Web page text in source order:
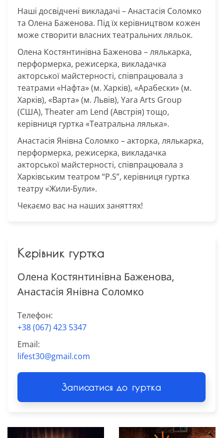
Наші досвідчені викладачі – Анастасія Соломко
та Олена Баженова. Під їх керівництвом кожен
може створити власних театральних ляльок.
Олена Костянтинівна Баженова – лялькарка,
перформерка, режисерка, викладачка
акторської майстерності, співпрацювала з
театрами «Нафта» (м. Харків), «Арабески» (м.
Харків), «Варта» (м. Львів), Yara Arts Group
(США), Theater am Lend (Австрія) тощо,
керівниця гуртка «Театральна лялька».
Анастасія Янівна Соломко – акторка, лялькарка,
перформерка, режисерка, викладачка
акторської майстерності, співпрацювала з
Харківським театром “P.S”, керівниця гуртка
театру «Жили-Були».
Чекаємо вас на наших заняттях!
Керівник гуртка
Олена Костянтинівна Баженова,
Анастасія Янівна Соломко
Телефон:
+38 (067) 423 5347
Email:
lifest30@gmail.com
Записатися до гуртка